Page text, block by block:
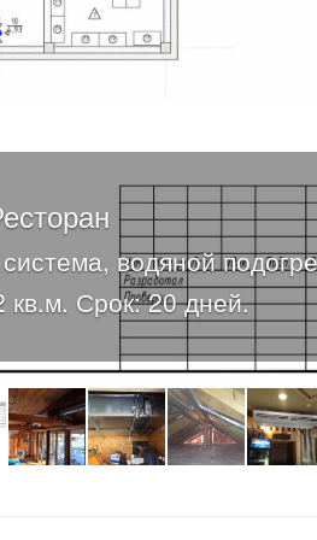
водяной
Срок: 20 дней.